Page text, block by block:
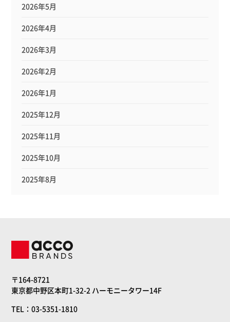
2026年5月
2026年4月
2026年3月
2026年2月
2026年1月
2025年12月
2025年11月
2025年10月
2025年8月
〒164-8721
東京都中野区本町1-32-2 ハーモニータワー14F
TEL：03-5351-1810